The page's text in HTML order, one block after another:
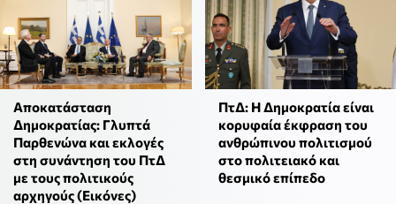
Αποκατάσταση
Δημοκρατίας: Γλυπτά
Παρθενώνα και εκλογές
στη συνάντηση του ΠτΔ
με τους πολιτικούς
αρχηγούς (Εικόνες)
ΠτΔ: Η Δημοκρατία είναι
κορυφαία έκφραση του
ανθρώπινου πολιτισμού
στο πολιτειακό και
θεσμικό επίπεδο